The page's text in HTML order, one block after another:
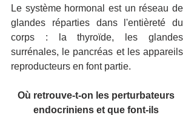
Le système hormonal est un réseau de
glandes réparties dans l'entièreté du
corps : la thyroïde, les glandes
surrénales, le pancréas et les appareils
reproducteurs en font partie.
Où retrouve-t-on les perturbateurs
endocriniens et que font-ils